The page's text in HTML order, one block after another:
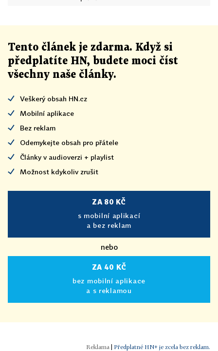
Tento článek je zdarma. Když si
předplatíte HN, budete moci číst
všechny naše články.
Veškerý obsah HN.cz
Mobilní aplikace
Bez reklam
Odemykejte obsah pro přátele
Články v audioverzi + playlist
Možnost kdykoliv zrušit
ZA 80 KČ
s mobilní aplikací
a bez reklam
nebo
ZA 40 KČ
bez mobilní aplikace
a s reklamou
Předplatné HN+ je zcela bez reklam.